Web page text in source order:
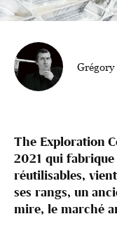
The Exploration
2021 qui fabrique
réutilisables,
ses rangs, un
mire, le marché